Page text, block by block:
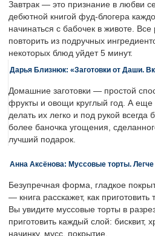
Завтрак — это признание в любви
дебютной книгой фуд-блогера
начинаться с бабочек в животе. Все
повторить из подручных
некоторых блюд уйдет 5 минут.
Дарья Близнюк: «Заготовки от Даши.
Домашние заготовки — простой
фрукты и овощи круглый год. А еще
делать их легко и под рукой всегда
более баночка угощения,
лучший подарок.
Анна Аксёнова: Муссовые торты. Легче
Безупречная форма, гладкое
— книга расскажет, как
Вы увидите муссовые торты в
приготовить каждый слой: бисквит,
начинку, мусс, покрытие.